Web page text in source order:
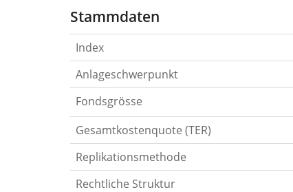
Stammdaten
Index
Anlageschwerpunkt
Fondsgrösse
Gesamtkostenquote (TER)
Replikationsmethode
Rechtliche Struktur